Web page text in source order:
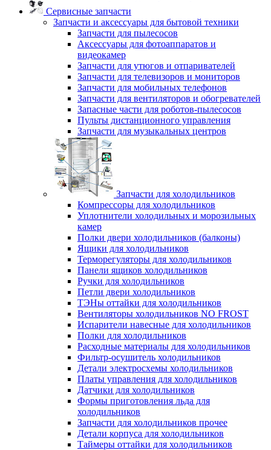
Сервисные запчасти
Запчасти и аксессуары для бытовой техники
Запчасти для пылесосов
Аксессуары для фотоаппаратов и
видеокамер
Запчасти для утюгов и отпаривателей
Запчасти для телевизоров и мониторов
Запчасти для мобильных телефонов
Запчасти для вентиляторов и обогревателей
Запасные части для роботов-пылесосов
Пульты дистанционного управления
Запчасти для музыкальных центров
Запчасти для холодильников
Компрессоры для холодильников
Уплотнители холодильных и морозильных
камер
Полки двери холодильников (балконы)
Ящики для холодильников
Терморегуляторы для холодильников
Панели ящиков холодильников
Ручки для холодильников
Петли двери холодильников
ТЭНы оттайки для холодильников
Вентиляторы холодильников NO FROST
Испарители навесные для холодильников
Полки для холодильников
Расходные материалы для холодильников
Фильтр-осушитель холодильников
Детали электросхемы холодильников
Платы управления для холодильников
Датчики для холодильников
Формы приготовления льда для
холодильников
Запчасти для холодильников прочее
Детали корпуса для холодильников
Таймеры оттайки для холодильников